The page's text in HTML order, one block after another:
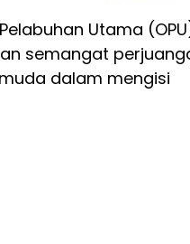
Utama
semangat
dalam mengisi